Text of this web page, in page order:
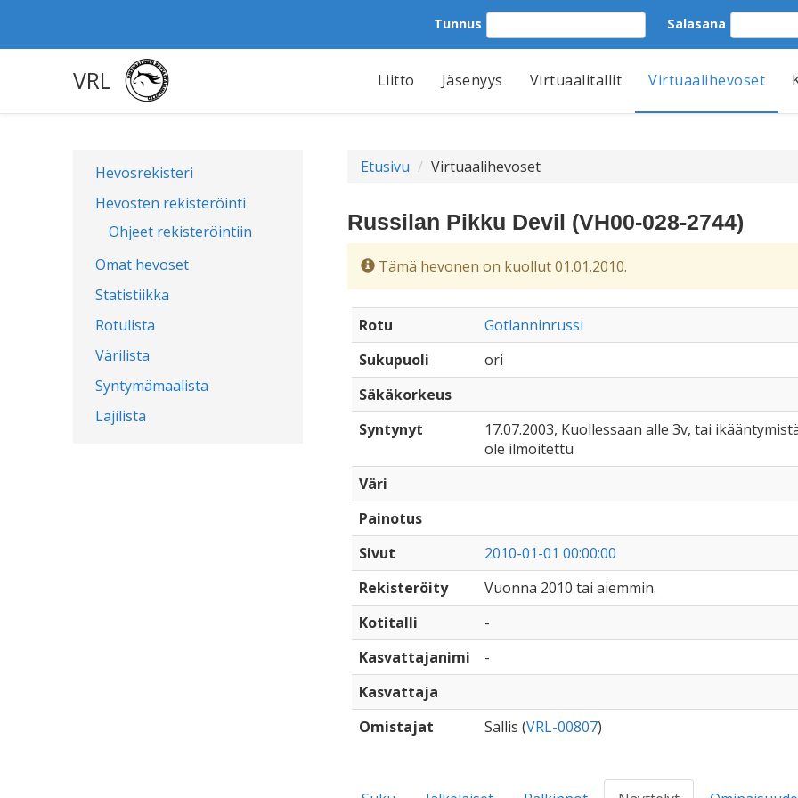
Tunnus Salasana
VRL Liitto Jäsenyys Virtuaalitallit Virtuaalihevoset
Hevosrekisteri
Hevosten rekisteröinti
Ohjeet rekisteröintiin
Omat hevoset
Statistiikka
Rotulista
Värilista
Syntymämaalista
Lajilista
Etusivu Virtuaalihevoset
Russilan Pikku Devil (VH00-028-2744)
Tämä hevonen on kuollut 01.01.2010.
Rotu
Gotlanninrussi
Sukupuoli
ori
Säkäkorkeus
Syntynyt
17.07.2003, Kuollessaan alle 3v, tai
ole ilmoitettu
Väri
Painotus
Sivut
2010-01-01 00:00:00
Rekisteröity
Vuonna 2010 tai aiemmin.
Kotitalli
-
Kasvattajanimi
-
Kasvattaja
Omistajat
Sallis (VRL-00807)